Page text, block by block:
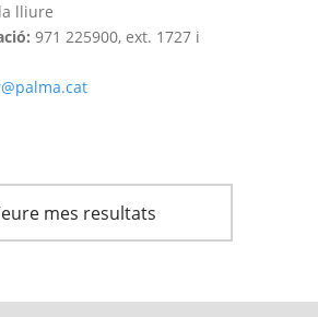
lliure
971 225900, ext. 1727 i
mes resultats